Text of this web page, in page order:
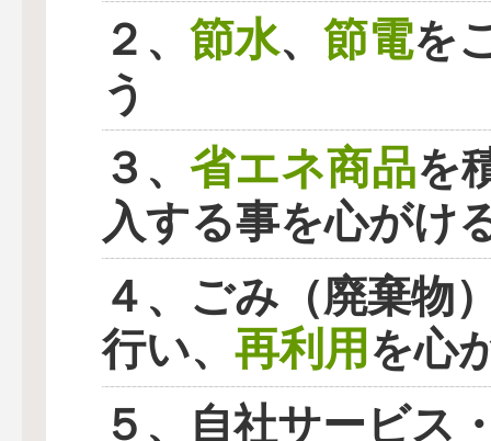
２、 節水、 節電を
う
３、 省エネ商品を
入する事を心がけ
４、ごみ（廃棄物
行い、 再利用を心
５、自社サービス